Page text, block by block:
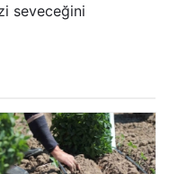
seveceğini